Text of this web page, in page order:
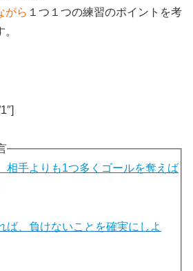
がら １つ１つの練習のポイントを考
相手よりも1つ多くゴールを奪えば
ば、負けないことを確実にしよ